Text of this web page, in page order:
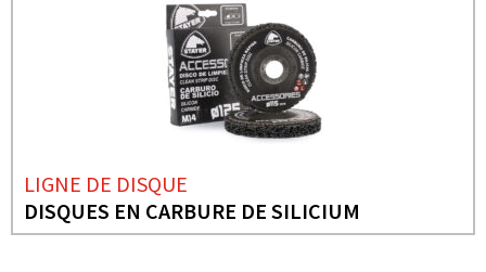
LIGNE DE DISQUE
DISQUES EN CARBURE DE SILICIUM